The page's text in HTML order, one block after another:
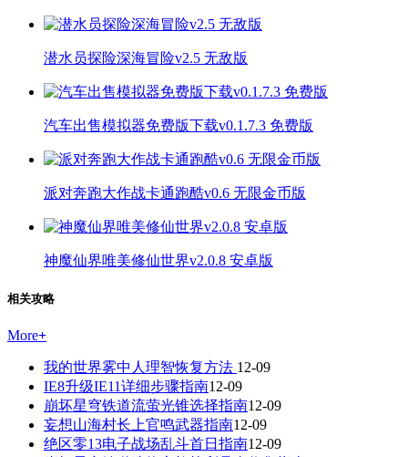
潜水员探险深海冒险v2.5 无敌版
汽车出售模拟器免费版下载v0.1.7.3 免费版
派对奔跑大作战卡通跑酷v0.6 无限金币版
神魔仙界唯美修仙世界v2.0.8 安卓版
相关攻略
More+
我的世界雾中人理智恢复方法 12-09
IE8升级IE11详细步骤指南12-09
崩坏星穹铁道流萤光锥选择指南12-09
妄想山海村长上官鸣武器指南12-09
绝区零13电子战场乱斗首日指南12-09